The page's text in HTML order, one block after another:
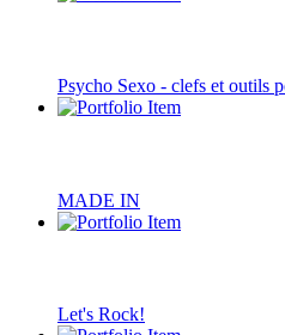
Psycho Sexo - clefs et outils
MADE IN
Let's Rock!